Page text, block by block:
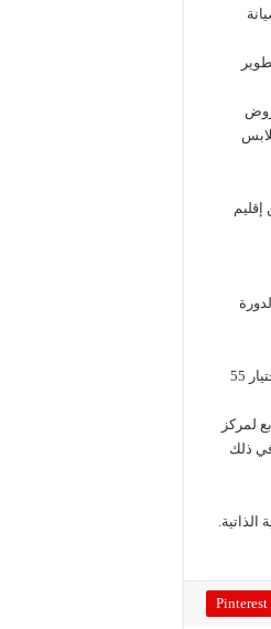
بعد تدقيق البيانات اختارت اللجنة المكلفة بالإنتقاء 118 مرشحا لاجتياز المقابلات الفردية التي تم من خلالها اختيار 55
لمركز
في ذلك
Pinterest